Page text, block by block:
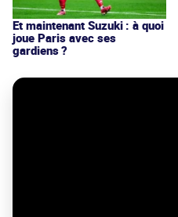
Et maintenant Suzuki : à quoi
joue Paris avec ses
gardiens ?